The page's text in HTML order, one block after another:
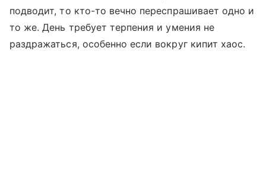
подводит, то кто-то вечно переспрашивает одно и
то же. День требует терпения и умения не
раздражаться, особенно если вокруг кипит хаос.